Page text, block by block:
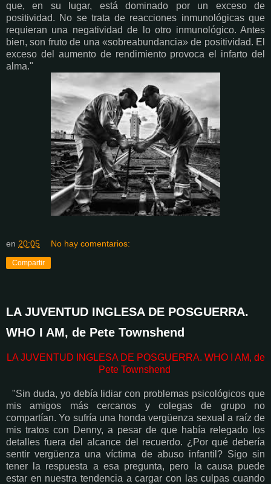
que, en su lugar, está dominado por un exceso de
positividad. No se trata de reacciones inmunológicas que
requieran una negatividad de lo otro inmunológico. Antes
bien, son fruto de una «sobreabundancia» de positividad. El
exceso del aumento de rendimiento provoca el infarto del
alma."
en 20:05 No hay comentarios:
Compartir
LA JUVENTUD INGLESA DE POSGUERRA.
WHO I AM, de Pete Townshend
LA JUVENTUD INGLESA DE POSGUERRA. WHO I AM, de
Pete Townshend
"Sin duda, yo debía lidiar con problemas psicológicos que
mis amigos más cercanos y colegas de grupo no
compartían. Yo sufría una honda vergüenza sexual a raíz de
mis tratos con Denny, a pesar de que había relegado los
detalles fuera del alcance del recuerdo. ¿Por qué debería
sentir vergüenza una víctima de abuso infantil? Sigo sin
tener la respuesta a esa pregunta, pero la causa puede
estar en nuestra tendencia a cargar con las culpas cuando